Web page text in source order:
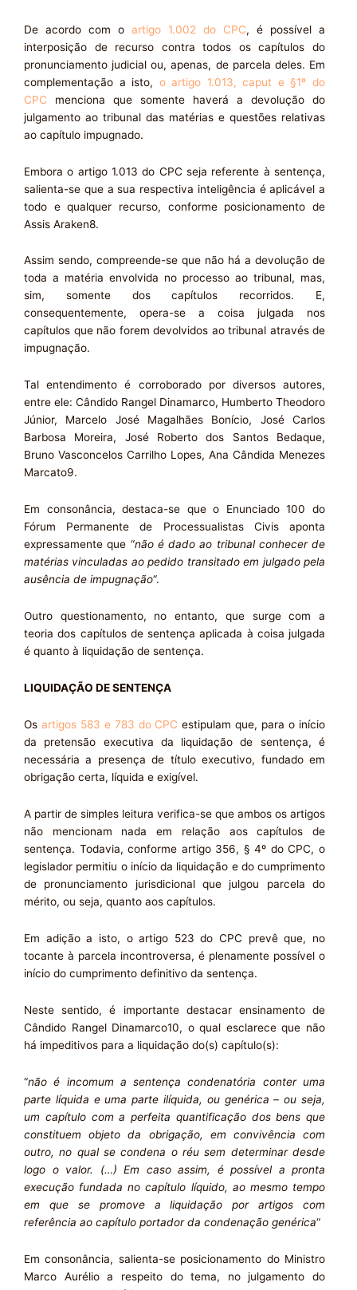
De acordo com o artigo 1.002 do CPC, é possível a
interposição de recurso contra todos os capítulos do
pronunciamento judicial ou, apenas, de parcela deles. Em
complementação a isto, o artigo 1.013, caput e §1º do
CPC menciona que somente haverá a devolução do
julgamento ao tribunal das matérias e questões relativas
ao capítulo impugnado.
Embora o artigo 1.013 do CPC seja referente à sentença,
salienta-se que a sua respectiva inteligência é aplicável a
todo e qualquer recurso, conforme posicionamento de
Assis Araken8.
Assim sendo, compreende-se que não há a devolução de
toda a matéria envolvida no processo ao tribunal, mas,
sim, somente dos capítulos recorridos. E,
consequentemente, opera-se a coisa julgada nos
capítulos que não forem devolvidos ao tribunal através de
impugnação.
Tal entendimento é corroborado por diversos autores,
entre ele: Cândido Rangel Dinamarco, Humberto Theodoro
Júnior, Marcelo José Magalhães Bonício, José Carlos
Barbosa Moreira, José Roberto dos Santos Bedaque,
Bruno Vasconcelos Carrilho Lopes, Ana Cândida Menezes
Marcato9.
Em consonância, destaca-se que o Enunciado 100 do
Fórum Permanente de Processualistas Civis aponta
expressamente que “não é dado ao tribunal conhecer de
matérias vinculadas ao pedido transitado em julgado pela
ausência de impugnação“.
Outro questionamento, no entanto, que surge com a
teoria dos capítulos de sentença aplicada à coisa julgada
é quanto à liquidação de sentença.
LIQUIDAÇÃO DE SENTENÇA
Os artigos 583 e 783 do CPC estipulam que, para o início
da pretensão executiva da liquidação de sentença, é
necessária a presença de título executivo, fundado em
obrigação certa, líquida e exigível.
A partir de simples leitura verifica-se que ambos os artigos
não mencionam nada em relação aos capítulos de
sentença. Todavia, conforme artigo 356, § 4º do CPC, o
legislador permitiu o início da liquidação e do cumprimento
de pronunciamento jurisdicional que julgou parcela do
mérito, ou seja, quanto aos capítulos.
Em adição a isto, o artigo 523 do CPC prevê que, no
tocante à parcela incontroversa, é plenamente possível o
início do cumprimento definitivo da sentença.
Neste sentido, é importante destacar ensinamento de
Cândido Rangel Dinamarco10, o qual esclarece que não
há impeditivos para a liquidação do(s) capítulo(s):
“não é incomum a sentença condenatória conter uma
parte líquida e uma parte ilíquida, ou genérica – ou seja,
um capítulo com a perfeita quantificação dos bens que
constituem objeto da obrigação, em convivência com
outro, no qual se condena o réu sem determinar desde
logo o valor. (…) Em caso assim, é possível a pronta
execução fundada no capítulo líquido, ao mesmo tempo
em que se promove a liquidação por artigos com
referência ao capítulo portador da condenação genérica“
Em consonância, salienta-se posicionamento do Ministro
Marco Aurélio a respeito do tema, no julgamento do